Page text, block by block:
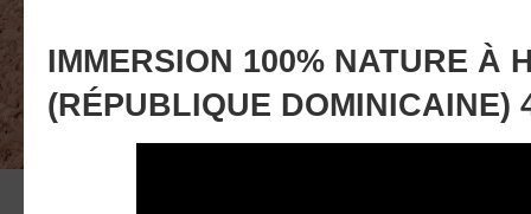
IMMERSION 100% NATURE À
(RÉPUBLIQUE DOMINICAINE)